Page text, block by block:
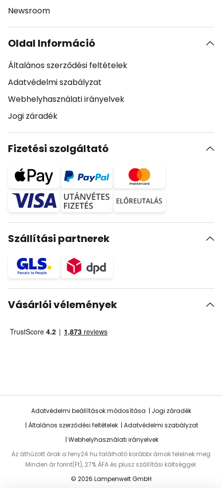
Newsroom
Oldal Információ
Általános szerződési feltételek
Adatvédelmi szabályzat
Webhelyhasználati irányelvek
Jogi záradék
Fizetési szolgáltató
Szállítási partnerek
Vásárlói vélemények
Adatvédelmi beállítások módosítása
Jogi záradék
Általános szerződési feltételek
Adatvédelmi szabályzat
Webhelyhasználati irányelvek
Az áthúzott árak a feny24.hu található korábbi árnak felelnek meg
Minden ár forint(Ft), 27% ÁFA és plusz szállítási költséggel.
© 2026 Lampenwelt GmbH